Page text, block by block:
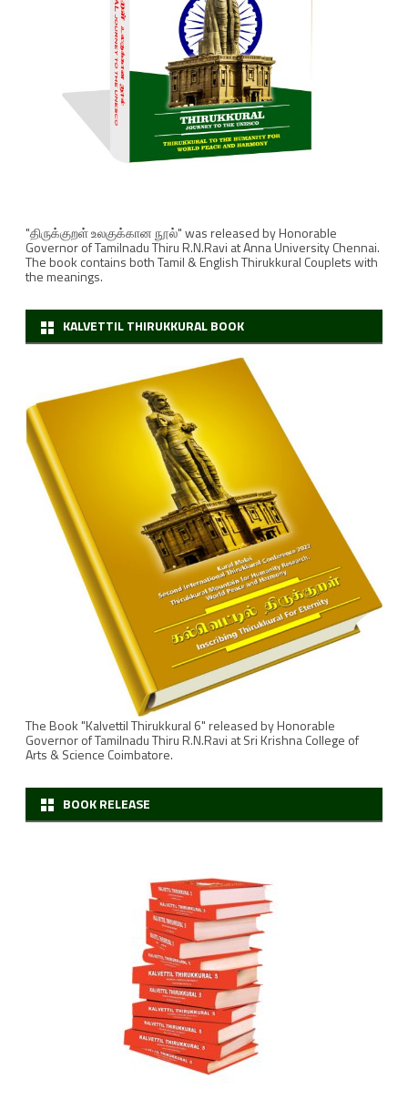
"திருக்குறள் உலகுக்கான நூல்" was released by Honorable
Governor of Tamilnadu Thiru R.N.Ravi at Anna University Chennai.
The book contains both Tamil & English Thirukkural Couplets with
the meanings.
KALVETTIL THIRUKKURAL BOOK
The Book "Kalvettil Thirukkural 6" released by Honorable
Governor of Tamilnadu Thiru R.N.Ravi at Sri Krishna College of
Arts & Science Coimbatore.
BOOK RELEASE